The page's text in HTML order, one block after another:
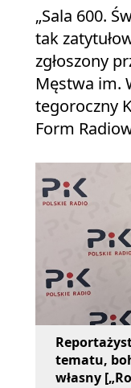
„Sala 600.
tak
zgłoszony
Męstwa im.
tegoroczny
Form
tematu,
własny